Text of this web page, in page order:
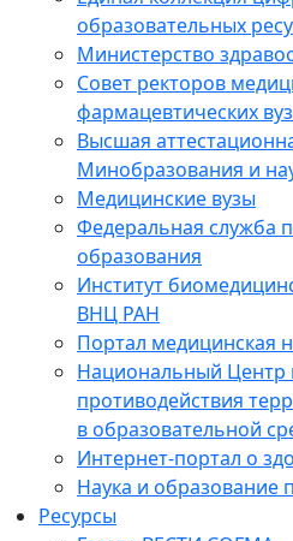
образовательных
Министерство
Совет ректоров
фармацевтических
Высшая
Минобразования и
Медицинские вузы
Федеральная служба
образования
Институт
ВНЦ РАН
Портал медицинская
Национальный
противодействия
в образовательной
Интернет-портал о
Наука и образование
Ресурсы